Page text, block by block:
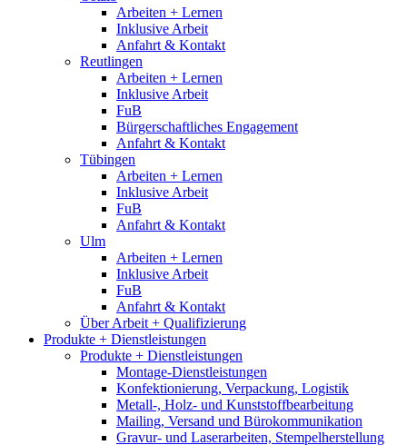
Arbeiten + Lernen
Inklusive Arbeit
Anfahrt & Kontakt
Reutlingen
Arbeiten + Lernen
Inklusive Arbeit
FuB
Bürgerschaftliches Engagement
Anfahrt & Kontakt
Tübingen
Arbeiten + Lernen
Inklusive Arbeit
FuB
Anfahrt & Kontakt
Ulm
Arbeiten + Lernen
Inklusive Arbeit
FuB
Anfahrt & Kontakt
Über Arbeit + Qualifizierung
Produkte + Dienstleistungen
Produkte + Dienstleistungen
Montage-Dienstleistungen
Konfektionierung, Verpackung, Logistik
Metall-, Holz- und Kunststoffbearbeitung
Mailing, Versand und Bürokommunikation
Gravur- und Laserarbeiten, Stempelherstellung